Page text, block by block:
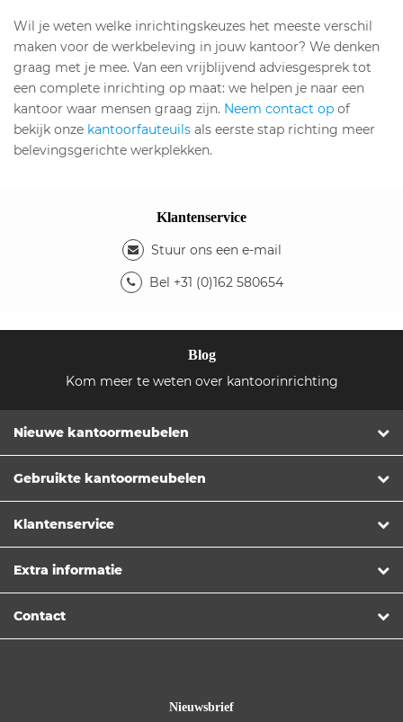
Wil je weten welke inrichtingskeuzes het meeste verschil
maken voor de werkbeleving in jouw kantoor? We denken
graag met je mee. Van een vrijblijvend adviesgesprek tot
een complete inrichting op maat: we helpen je naar een
kantoor waar mensen graag zijn. Neem contact op of
bekijk onze kantoorfauteuils als eerste stap richting meer
belevingsgerichte werkplekken.
Klantenservice
Stuur ons een e-mail
Bel +31 (0)162 580654
Blog
Kom meer te weten over kantoorinrichting
Nieuwe kantoormeubelen
Gebruikte kantoormeubelen
Klantenservice
Extra informatie
Contact
Nieuwsbrief